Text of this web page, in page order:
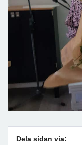
Dela sidan via: